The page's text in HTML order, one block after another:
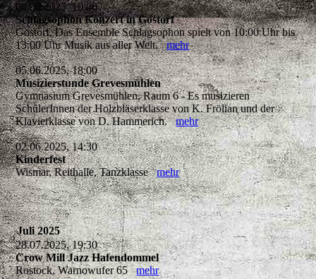
08.06.2025, 10:00
Schlagsophon Konzert in Gostorf
Gostorf, Das Ensemble Schlagsophon spielt von 10:00 Uhr bis
13:00 Uhr Musik aus aller Welt.mehr
05.06.2025, 18:00
Musizierstunde Grevesmühlen
Gymnasium Grevesmühlen, Raum 6 - Es musizieren
SchülerInnen der Holzbläserklasse von K. Frölian und der
Klavierklasse von D. Hammerich.mehr
02.06.2025, 14:30
Kinderfest
Wismar, Reithalle, Tanzklassemehr
Juli 2025
28.07.2025, 19:30
Crow Mill Jazz Hafendommel
Rostock, Warnowufer 65mehr